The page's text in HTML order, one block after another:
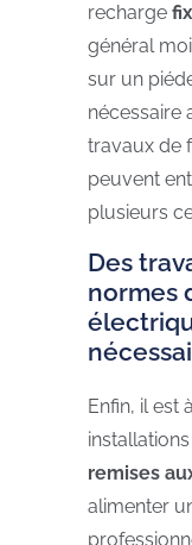
recharge
général
sur un
nécessaire
travaux de
peuvent
plusieurs
Des
normes
Enfin, il est
remises
alimenter